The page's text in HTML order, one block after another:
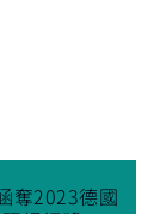
奪2023德國